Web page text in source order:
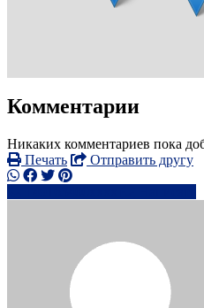
Комментарии
Никаких комментариев пока
Печать
Отправить другу